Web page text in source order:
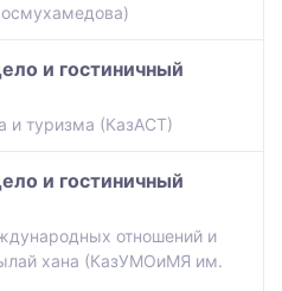
и гостиничный
и туризма (КазАСТ)
и гостиничный
отношений и
хана (КазУМОиМЯ им.